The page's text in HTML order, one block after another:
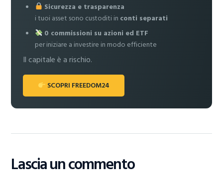
Sicurezza e trasparenza
i tuoi asset sono custoditi in conti separati
0 commissioni su azioni ed ETF
per iniziare a investire in modo efficiente
Il capitale è a rischio.
SCOPRI FREEDOM24
Lascia un commento